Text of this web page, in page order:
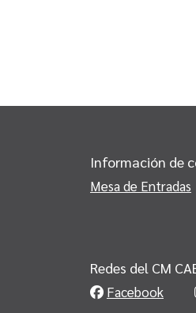
Información de
Mesa de Entradas
Redes del CM
Facebook